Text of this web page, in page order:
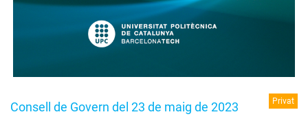
Consell de Govern del 23 de maig de 2023 Privat